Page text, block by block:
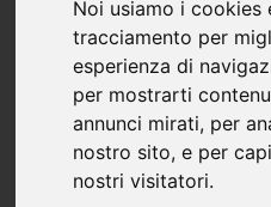
Noi usiamo i cookies
tracciamento per
esperienza di
per mostrarti
annunci mirati, per
nostro sito, e per
nostri visitatori.
Cantanti,
| Shop Musei | Arena
Ragazzi